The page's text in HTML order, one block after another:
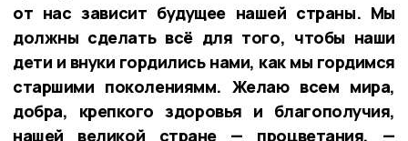
от нас зависит будущее нашей страны. Мы
должны сделать всё для того, чтобы наши
дети и внуки гордились нами, как мы гордимся
старшими поколениямм. Желаю всем мира,
добра, крепкого здоровья и благополучия,
нашей великой стране — процветания, —